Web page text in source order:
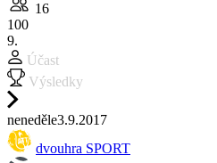
16
100
9.
Účast
Výsledky
neneděle3.9.2017
dvouhra SPORT